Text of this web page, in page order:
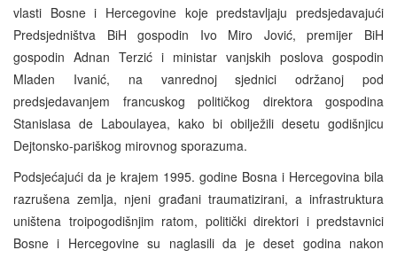
vlasti Bosne i Hercegovine koje predstavljaju predsjedavajući
Predsjedništva BiH gospodin Ivo Miro Jović, premijer BiH
gospodin Adnan Terzić i ministar vanjskih poslova gospodin
Mladen Ivanić, na vanrednoj sjednici održanoj pod
predsjedavanjem francuskog političkog direktora gospodina
Stanislasa de Laboulayea, kako bi obilježili desetu godišnjicu
Dejtonsko-pariškog mirovnog sporazuma.
Podsjećajući da je krajem 1995. godine Bosna i Hercegovina bila
razrušena zemlja, njeni građani traumatizirani, a infrastruktura
uništena troipogodišnjim ratom, politički direktori i predstavnici
Bosne i Hercegovine su naglasili da je deset godina nakon